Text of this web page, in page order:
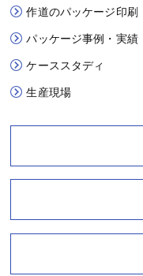
作道のパッケージ印刷
パッケージ事例・実績
ケーススタディ
生産現場